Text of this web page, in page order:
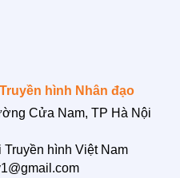
channel/UCdHH...
hình Nhân đạo
Cửa Nam, TP Hà Nội
hình Việt Nam